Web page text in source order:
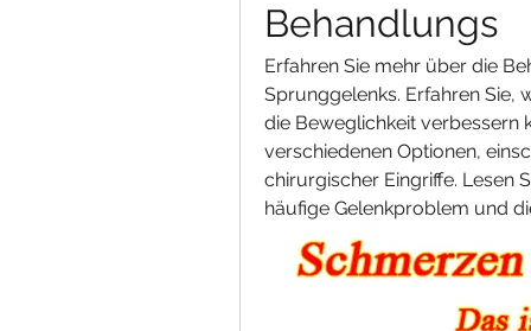
Behandlungs
Erfahren Sie mehr über die
Sprunggelenks. Erfahren Sie,
die Beweglichkeit verbessern
verschiedenen Optionen,
chirurgischer Eingriffe. Lesen
häufige Gelenkproblem und